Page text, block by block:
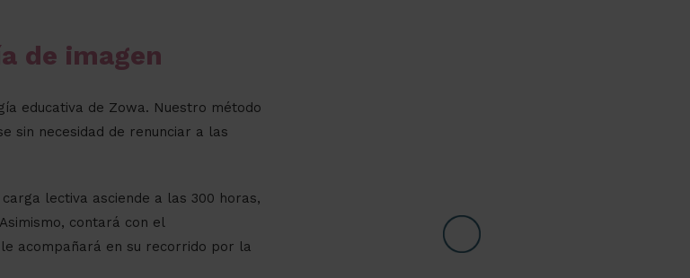
de imagen
educativa de Zowa. Nuestro método
sin necesidad de renunciar a las
lectiva asciende a las 300 horas,
contará con el
acompañará en su recorrido por la